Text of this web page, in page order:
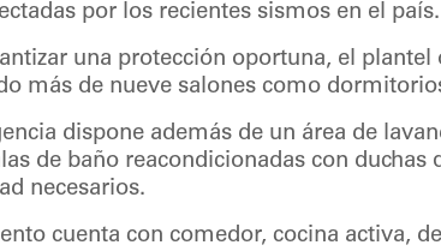
por los recientes sismos en el país.
una protección oportuna, el plantel
más de nueve salones como
dispone además de un área de
de baño reacondicionadas con duchas
necesarios.
cuenta con comedor, cocina activa,